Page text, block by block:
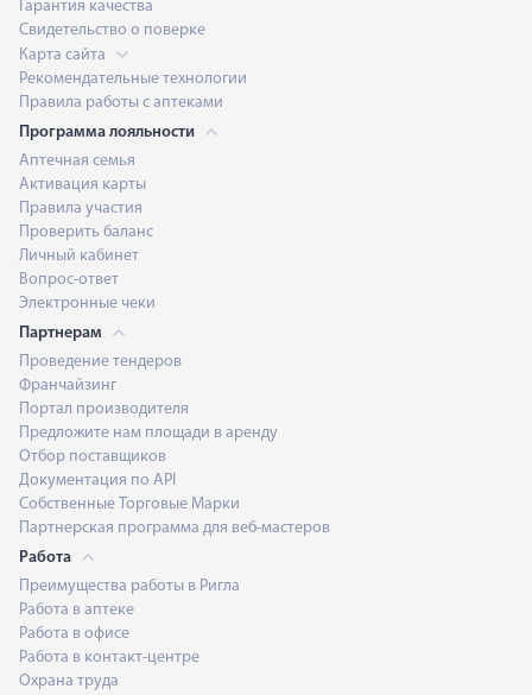
Гарантия качества
Свидетельство о поверке
Карта сайта
Рекомендательные технологии
Правила работы с аптеками
Программа лояльности
Аптечная семья
Активация карты
Правила участия
Проверить баланс
Личный кабинет
Вопрос-ответ
Электронные чеки
Партнерам
Проведение тендеров
Франчайзинг
Портал производителя
Предложите нам площади в аренду
Отбор поставщиков
Документация по API
Собственные Торговые Марки
Партнерская программа для веб-мастеров
Работа
Преимущества работы в Ригла
Работа в аптеке
Работа в офисе
Работа в контакт-центре
Охрана труда